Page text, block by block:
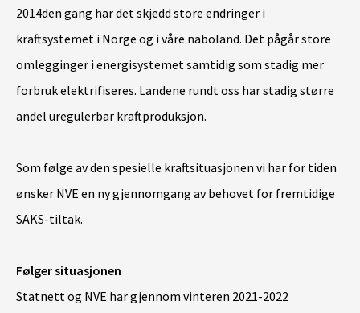
2014den gang har det skjedd store endringer i
kraftsystemet i Norge og i våre naboland. Det pågår store
omlegginger i energisystemet samtidig som stadig mer
forbruk elektrifiseres. Landene rundt oss har stadig større
andel uregulerbar kraftproduksjon.
Som følge av den spesielle kraftsituasjonen vi har for tiden
ønsker NVE en ny gjennomgang av behovet for fremtidige
SAKS-tiltak.
Følger situasjonen
Statnett og NVE har gjennom vinteren 2021-2022